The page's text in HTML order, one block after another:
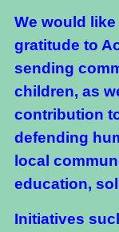
We would
gratitude to
sending
children, as
contribution
defending
local
education,
Initiatives